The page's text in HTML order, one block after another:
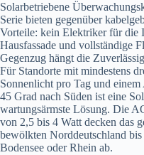
Solarbetriebene
Serie bieten gegenüber
Vorteile: kein Elektriker für die
Hausfassade und vollständige
Gegenzug hängt die
Für Standorte mit mindestens
Sonnenlicht pro Tag und
45 Grad nach Süden ist eine
wartungsärmste Lösung. Die
von 2,5 bis 4 Watt decken das
bewölkten Norddeutschland
Bodensee oder Rhein ab.